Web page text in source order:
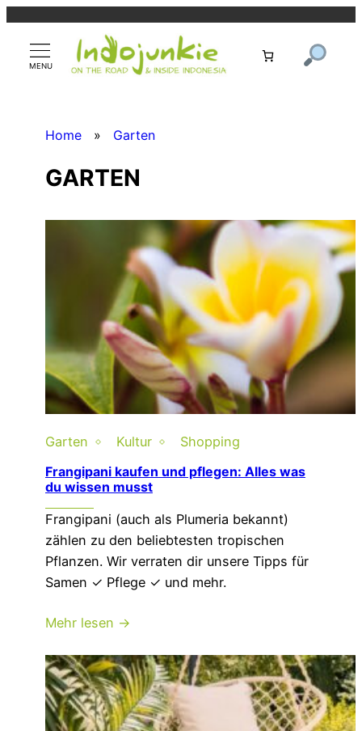
springen
Home » Garten
GARTEN
Garten Kultur Shopping
Frangipani kaufen und pflegen: Alles was
du wissen musst
Frangipani (auch als Plumeria bekannt)
zählen zu den beliebtesten tropischen
Pflanzen. Wir verraten dir unsere Tipps für
Samen ✓ Pflege ✓ und mehr.
Mehr lesen →